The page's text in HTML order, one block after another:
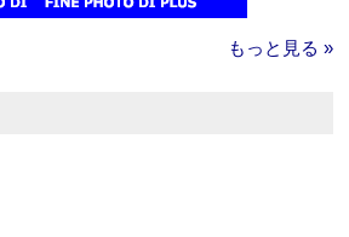
もっと見る »